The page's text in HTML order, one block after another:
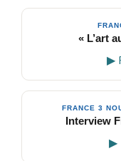
« L’art
▶
FRANCE 3
Interview
▶